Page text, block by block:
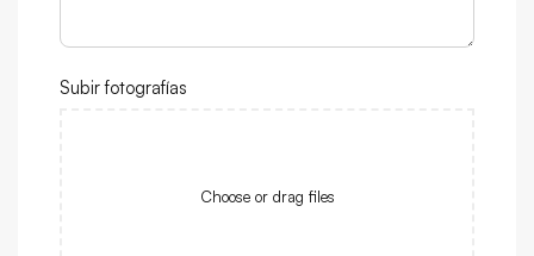
Subir fotografías
Choose or drag files